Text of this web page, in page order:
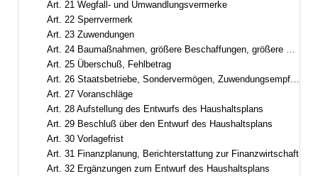
Art. 21 Wegfall- und Umwandlungsvermerke
Art. 22 Sperrvermerk
Art. 23 Zuwendungen
Art. 24 Baumaßnahmen, größere Beschaffungen, größere Entwicklungsvorhaben
Art. 25 Überschuß, Fehlbetrag
Art. 26 Staatsbetriebe, Sondervermögen, Zuwendungsempfänger
Art. 27 Voranschläge
Art. 28 Aufstellung des Entwurfs des Haushaltsplans
Art. 29 Beschluß über den Entwurf des Haushaltsplans
Art. 30 Vorlagefrist
Art. 31 Finanzplanung, Berichterstattung zur Finanzwirtschaft
Art. 32 Ergänzungen zum Entwurf des Haushaltsplans